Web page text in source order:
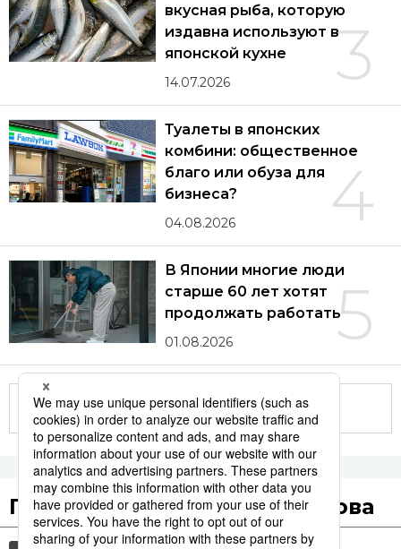
3
вкусная рыба, которую
издавна используют в
японской кухне
14.07.2026
4
Туалеты в японских
комбини: общественное
благо или обуза для
бизнеса?
04.08.2026
5
В Японии многие люди
старше 60 лет хотят
продолжать работать
01.08.2026
Другие статьи по теме
Популярные поисковые слова